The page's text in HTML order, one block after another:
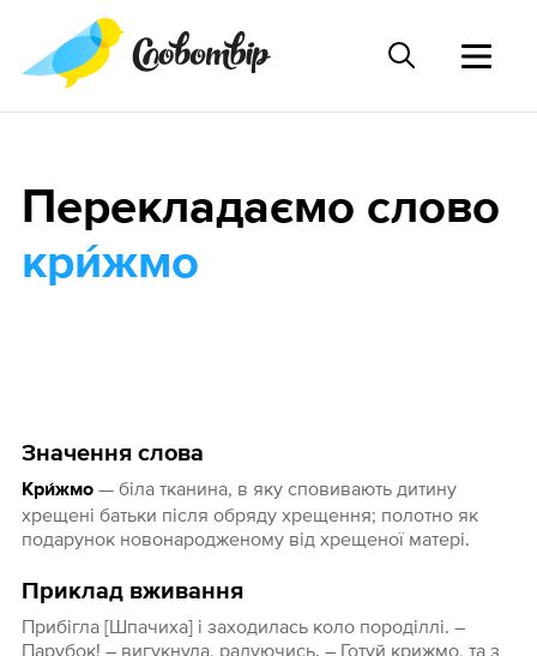
Значення слова
Кри́жмо— біла тканина, в яку сповивають дитину
хрещені батьки після обряду хрещення; полотно як
подарунок новонародженому від хрещеної матері.
Приклад вживання
Прибігла [Шпачиха] і заходилась коло породіллі. –
Парубок! – вигукнула, радуючись. – Готуй крижмо, та з
Перекладаємо слово
кри́жмо